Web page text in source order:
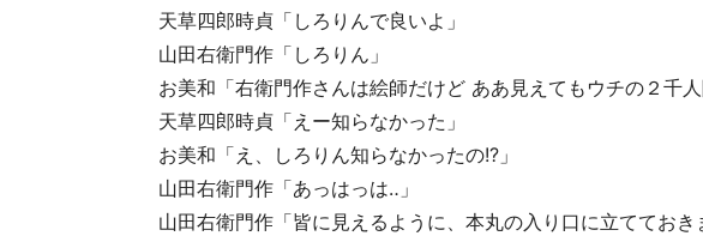
天草四郎時貞「しろりんで良いよ」
山田右衛門作「しろりん」
お美和「右衛門作さんは絵師だけど ああ見えてもウチの２千
天草四郎時貞「えー知らなかった」
お美和「え、しろりん知らなかったの!?️」
山田右衛門作「あっはっは‥」
山田右衛門作「皆に見えるように、本丸の入り口に立てておき